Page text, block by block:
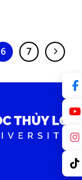
6 7